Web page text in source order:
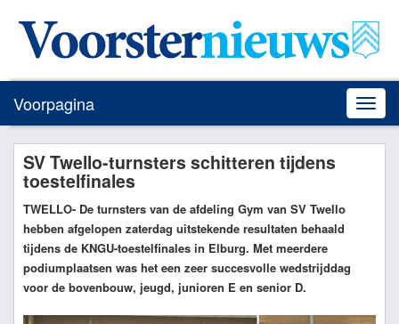
Toggle
Voorpagina
SV Twello-turnsters schitteren tijdens
toestelfinales
TWELLO- De turnsters van de afdeling Gym van SV Twello
hebben afgelopen zaterdag uitstekende resultaten behaald
tijdens de KNGU-toestelfinales in Elburg. Met meerdere
podiumplaatsen was het een zeer succesvolle wedstrijddag
voor de bovenbouw, jeugd, junioren E en senior D.